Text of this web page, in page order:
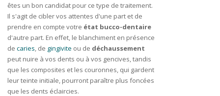
êtes un bon candidat pour ce type de traitement.
Il s'agit de cibler vos attentes d'une part et de
prendre en compte votre état bucco-dentaire
d'autre part. En effet, le blanchiment en présence
de caries, de gingivite ou de déchaussement
peut nuire à vos dents ou à vos gencives, tandis
que les composites et les couronnes, qui gardent
leur teinte initiale, pourront paraître plus foncées
que les dents éclaircies.